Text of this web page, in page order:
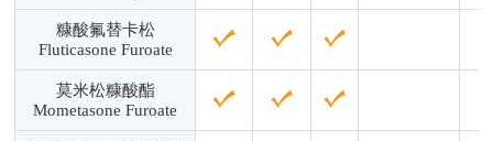
糠酸氟替卡松
Fluticasone Furoate
莫米松糠酸酯
Mometasone Furoate